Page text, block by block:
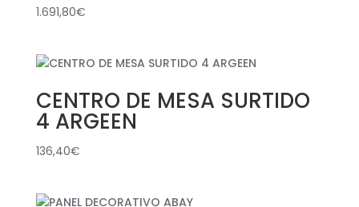
1.691,80€
CENTRO DE MESA SURTIDO
4 ARGEEN
136,40€